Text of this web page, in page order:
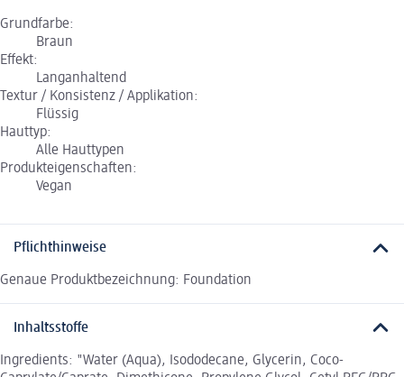
Grundfarbe:
Braun
Effekt:
Langanhaltend
Textur / Konsistenz / Applikation:
Flüssig
Hauttyp:
Alle Hauttypen
Produkteigenschaften:
Vegan
Pflichthinweise
Genaue Produktbezeichnung: Foundation
Inhaltsstoffe
Ingredients: "Water (Aqua), Isododecane, Glycerin, Coco-